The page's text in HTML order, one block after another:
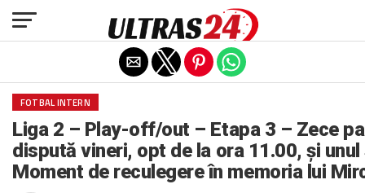
FOTBAL INTERN
Liga 2 – Play-off/out – Etapa 3 – Zece
dispută vineri, opt de la ora 11.00, și
Moment de reculegere în memoria lui
Exit mobile version